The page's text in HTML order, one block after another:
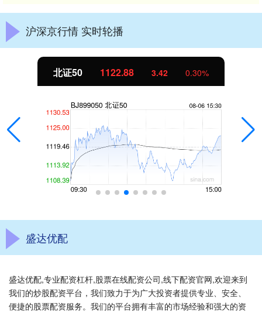
沪深京行情 实时轮播
北证50 1122.88 3.42 0.30%
盛达优配
盛达优配,专业配资杠杆,股票在线配资公司,线下配资官网,欢迎来到
我们的炒股配资平台，我们致力于为广大投资者提供专业、安全、
便捷的股票配资服务。我们的平台拥有丰富的市场经验和强大的资